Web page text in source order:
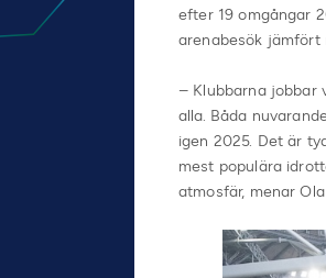
efter 19 omgångar
arenabesök jämfört
– Klubbarna jobbar
alla. Båda
igen 2025. Det är
mest populära
atmosfär, menar Ola